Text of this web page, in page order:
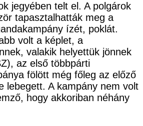
jegyében telt el. A polgárok
tapasztalhatták meg a
ízét, poklát.
volt a képlet, a
valakik helyettük jönnek
az első többpárti
fölött még főleg az előző
lebegett. A kampány nem volt
hogy akkoriban néhány